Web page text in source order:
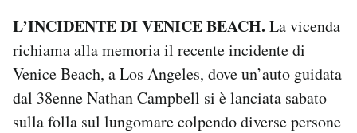
L’INCIDENTE DI VENICE BEACH. La vicenda
richiama alla memoria il recente incidente di
Venice Beach, a Los Angeles, dove un’auto guidata
dal 38enne Nathan Campbell si è lanciata sabato
sulla folla sul lungomare colpendo diverse persone